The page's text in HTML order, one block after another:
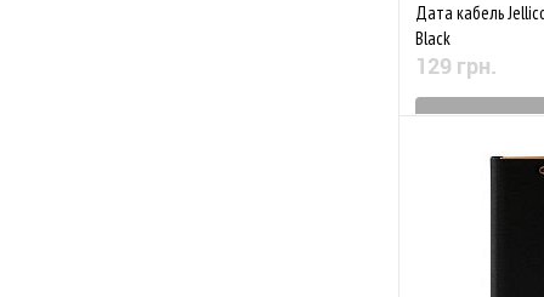
Дата кабель
Black
129 грн.
Знятий